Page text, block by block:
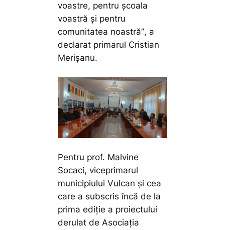
voastre, pentru școala
voastră și pentru
comunitatea noastră”, a
declarat primarul Cristian
Merișanu.
Pentru prof. Malvine
Socaci, viceprimarul
municipiului Vulcan și cea
care a subscris încă de la
prima ediție a proiectului
derulat de Asociația